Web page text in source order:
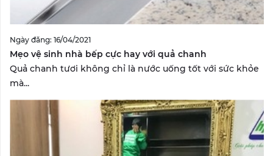
Ngày đăng: 16/04/2021
Mẹo vệ sinh nhà bếp cực hay với quả chanh
Quả chanh tươi không chỉ là nước uống tốt với sức khỏe
mà...